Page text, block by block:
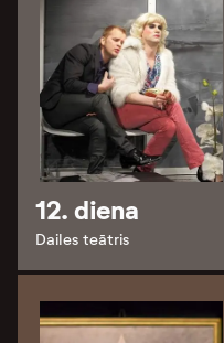
12. diena
Dailes teātris